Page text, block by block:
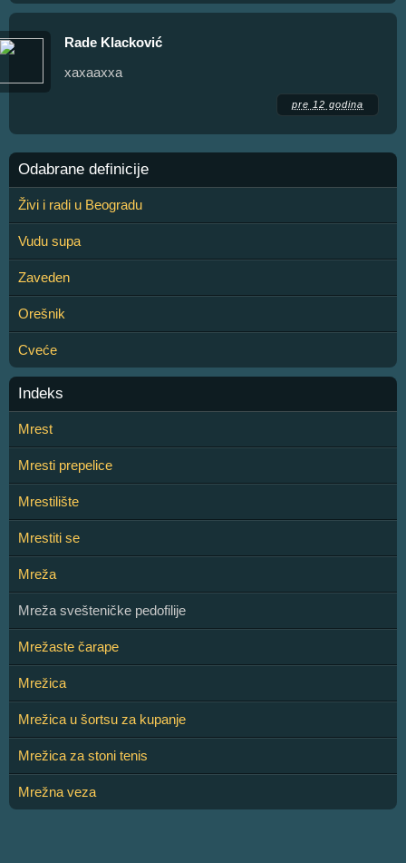
Rade Klacković
xaxaaxxa
pre 12 godina
Odabrane definicije
Živi i radi u Beogradu
Vudu supa
Zaveden
Orešnik
Cveće
Indeks
Mrest
Mresti prepelice
Mrestilište
Mrestiti se
Mreža
Mreža svešteničke pedofilije
Mrežaste čarape
Mrežica
Mrežica u šortsu za kupanje
Mrežica za stoni tenis
Mrežna veza